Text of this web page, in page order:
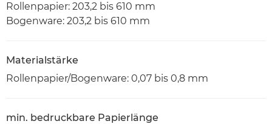
Rollenpapier: 203,2 bis 610 mm
Bogenware: 203,2 bis 610 mm
Materialstärke
Rollenpapier/Bogenware: 0,07 bis 0,8 mm
min. bedruckbare Papierlänge